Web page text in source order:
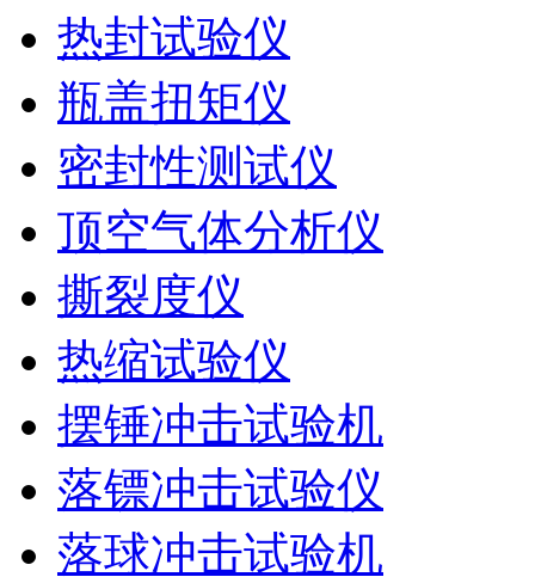
热封试验仪
瓶盖扭矩仪
密封性测试仪
顶空气体分析仪
撕裂度仪
热缩试验仪
摆锤冲击试验机
落镖冲击试验仪
落球冲击试验机